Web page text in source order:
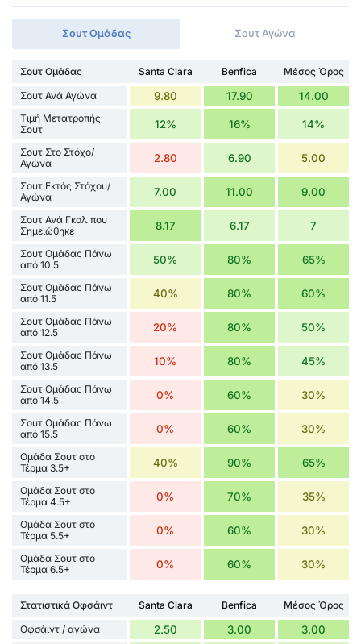
Σουτ Ομάδας Σουτ Αγώνα
Σουτ Ομάδας Santa Clara Benfica
Μέσος Όρος
Σουτ Ανά Αγώνα
9.80 17.90 14.00
Τιμή Μετατροπής
Σουτ
12% 16% 14%
Σουτ Στο Στόχο/
Αγώνα
2.80 6.90 5.00
Σουτ Εκτός Στόχου/
Αγώνα
7.00 11.00 9.00
Σουτ Ανά Γκολ που
Σημειώθηκε
8.17 6.17 7
Σουτ Ομάδας Πάνω
από 10.5
50% 80% 65%
Σουτ Ομάδας Πάνω
από 11.5
40% 80% 60%
Σουτ Ομάδας Πάνω
από 12.5
20% 80% 50%
Σουτ Ομάδας Πάνω
από 13.5
10% 80% 45%
Σουτ Ομάδας Πάνω
από 14.5
0% 60% 30%
Σουτ Ομάδας Πάνω
από 15.5
0% 60% 30%
Ομάδα Σουτ στο
Τέρμα 3.5+
40% 90% 65%
Ομάδα Σουτ στο
Τέρμα 4.5+
0% 70% 35%
Ομάδα Σουτ στο
Τέρμα 5.5+
0% 60% 30%
Ομάδα Σουτ στο
Τέρμα 6.5+
0% 60% 30%
Στατιστικά Οφσάιντ Santa Clara Benfica
Μέσος Όρος
Οφσάιντ / αγώνα
2.50 3.00 3.00